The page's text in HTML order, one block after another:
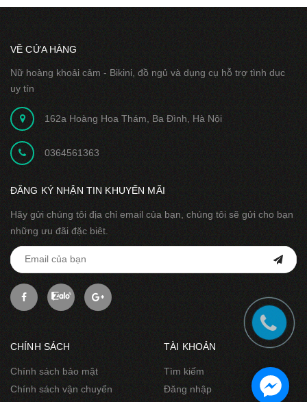
VỀ CỬA HÀNG
Nữ hoàng khoải cảm - Bikini, đồ ngủ và dụng cụ hỗ trợ tình dục
uy tín
162a Hoàng Hoa Thám, Ba Đình, Hà Nội
0364561363
ĐĂNG KÝ NHẬN TIN KHUYẾN MÃI
Hãy gửi chúng tôi địa chỉ email của bạn, chúng tôi sẽ gửi cho bạn
những ưu đãi đặc biêt.
CHÍNH SÁCH
Chính sách bảo mật
Chính sách vận chuyển
TÀI KHOẢN
Tìm kiếm
Đăng nhập